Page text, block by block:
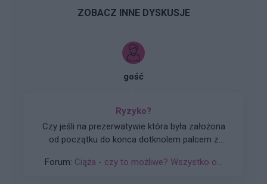
ZOBACZ INNE DYSKUSJE
gość
Ryzyko?
Czy jeśli na prezerwatywie która była założona
od początku do konca dotknolem palcem z
wysmarowała lubrykant na cała prezerwatywę i
Forum: Ciąża - czy to możliwe? Wszystko o...